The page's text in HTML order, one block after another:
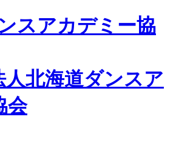
人北海道ダンスア
会